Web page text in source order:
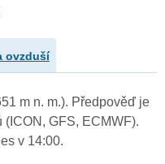
ovzduší
m n. m.). Předpověď je
GFS, ECMWF).
v 14:00.